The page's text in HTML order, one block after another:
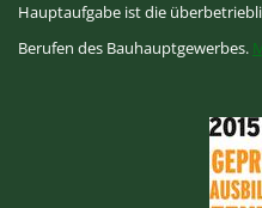
Hauptaufgabe ist die
Berufen des Bauhauptgewerbes.